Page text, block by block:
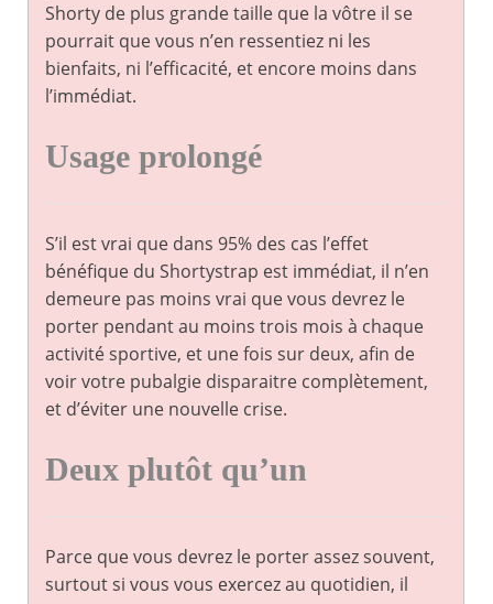
Shorty de plus grande taille que la vôtre il se
pourrait que vous n’en ressentiez ni les
bienfaits, ni l’efficacité, et encore moins dans
l’immédiat.
Usage prolongé
S’il est vrai que dans 95% des cas l’effet
bénéfique du Shortystrap est immédiat, il n’en
demeure pas moins vrai que vous devrez le
porter pendant au moins trois mois à chaque
activité sportive, et une fois sur deux, afin de
voir votre pubalgie disparaitre complètement,
et d’éviter une nouvelle crise.
Deux plutôt qu’un
Parce que vous devrez le porter assez souvent,
surtout si vous vous exercez au quotidien, il